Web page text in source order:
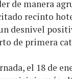
de manera
recinto
desnivel
de primera
el 18 de